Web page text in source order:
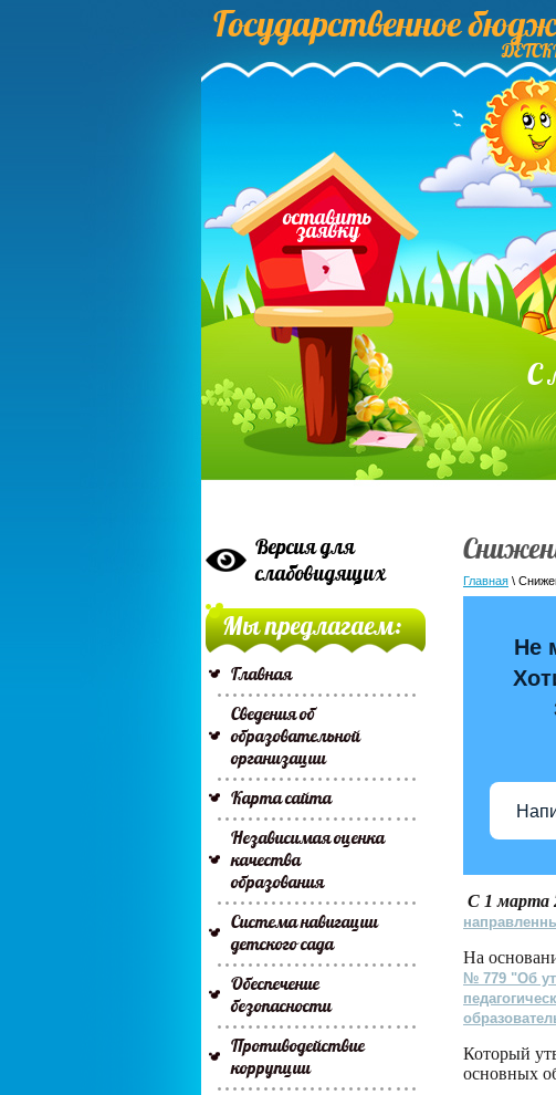
Государственное
С
оставить
заявку
Главная \
Не
С 1 марта
На
№ 779 "Об
Который
основных
Версия для
слабовидящих
Мы предлагаем:
Главная
Сведения об
образовательной
организации
Карта сайта
Независимая оценка
качества
образования
Система навигации
детского сада
Обеспечение
безопасности
Противодействие
коррупции